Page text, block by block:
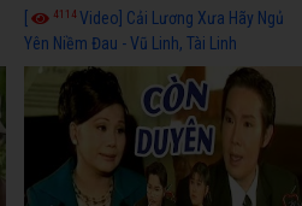
4114Video] Cải Lương Xưa Hãy Ngủ
Yên Niềm Đau - Vũ Linh, Tài Linh